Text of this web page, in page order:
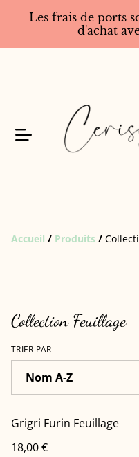
Les frais de ports
d'achat
Accueil / Produits /
Collection Feuillage
TRIER PAR
Grigri Furin Feuillage
18,00 €